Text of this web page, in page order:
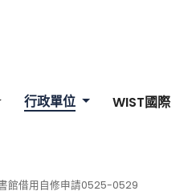
行政單位 WIST國際
館借用自修申請0525-0529